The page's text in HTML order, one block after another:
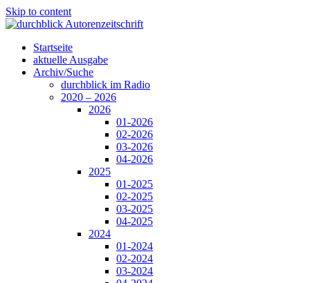
Skip to content
Startseite
aktuelle Ausgabe
Archiv/Suche
durchblick im Radio
2020 – 2026
2026
01-2026
02-2026
03-2026
04-2026
2025
01-2025
02-2025
03-2025
04-2025
2024
01-2024
02-2024
03-2024